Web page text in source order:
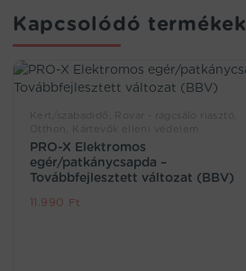
Kapcsolódó termékek
PRO-X Elektromos
egér/patkánycsapda –
Továbbfejlesztett változat (BBV)
11.990 Ft